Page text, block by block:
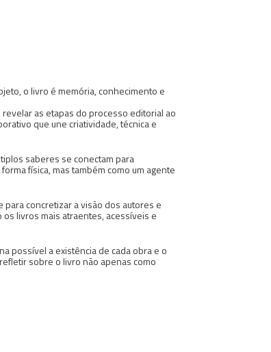
o livro é memória, conhecimento e
as etapas do processo editorial ao
que une criatividade, técnica e
saberes se conectam para
física, mas também como um agente
concretizar a visão dos autores e
livros mais atraentes, acessíveis e
possível a existência de cada obra e o
sobre o livro não apenas como